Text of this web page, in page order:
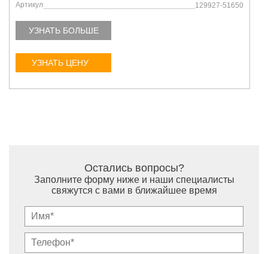
Артикул 129927-51650
УЗНАТЬ БОЛЬШЕ
УЗНАТЬ ЦЕНУ
Остались вопросы?
Заполните форму ниже и наши специалисты
свяжутся с вами в ближайшее время